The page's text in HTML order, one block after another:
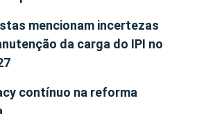
mencionam incertezas
da carga do IPI no
contínuo na reforma